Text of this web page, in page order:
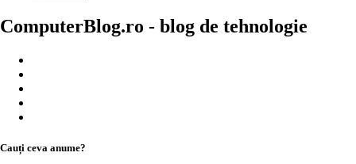
ComputerBlog.ro - blog de tehnologie
Cauți ceva anume?